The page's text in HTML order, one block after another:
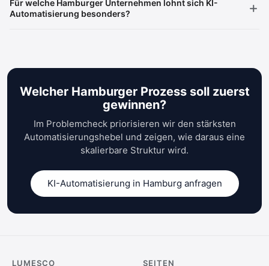
Für welche Hamburger Unternehmen lohnt sich KI-
Automatisierung besonders?
Welcher Hamburger Prozess soll zuerst
gewinnen?
Im Problemcheck priorisieren wir den stärksten
Automatisierungshebel und zeigen, wie daraus eine
skalierbare Struktur wird.
KI-Automatisierung in Hamburg anfragen
LUMESCO SEITEN